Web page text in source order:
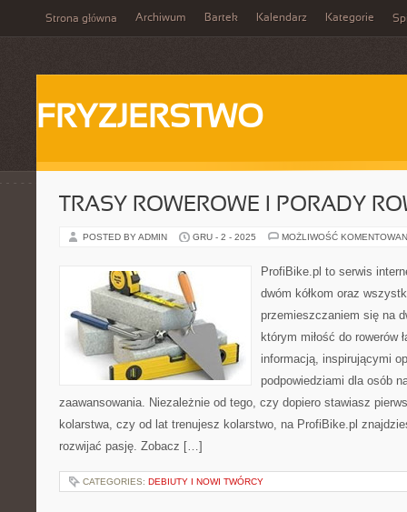
Strona główna Archiwum Bartek Kalendarz Kategorie
FRYZJERSTWO
TRASY ROWEROWE I PORADY
POSTED BY ADMIN GRU - 2 - 2025 MOŻLIWOŚĆ
ProfiBike.pl to serwis
dwóm kółkom oraz
przemieszczaniem się na
którym miłość do rowerów
informacją, inspirującymi
podpowiedziami dla osób
zaawansowania. Niezależnie od tego, czy dopiero stawiasz
kolarstwa, czy od lat trenujesz kolarstwo, na ProfiBike.pl
rozwijać pasję. Zobacz […]
CATEGORIES: DEBIUTY I NOWI TWÓRCY